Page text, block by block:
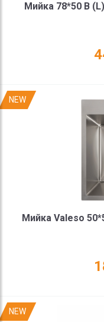
Мийка 78*50 B
NEW
Мийка Valeso
NEW